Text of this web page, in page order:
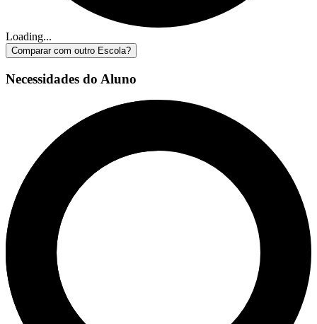
Loading...
Comparar com outro Escola?
Necessidades do Aluno